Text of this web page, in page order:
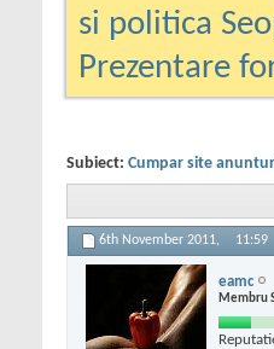
si politica
Prezentare
Subiect: Cumpar site
6th November 2011, 11:59
eamc
Membru